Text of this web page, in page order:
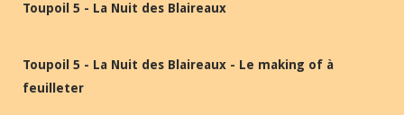
Toupoil 5 - La Nuit des Blaireaux
Toupoil 5 - La Nuit des Blaireaux - Le making of à
feuilleter